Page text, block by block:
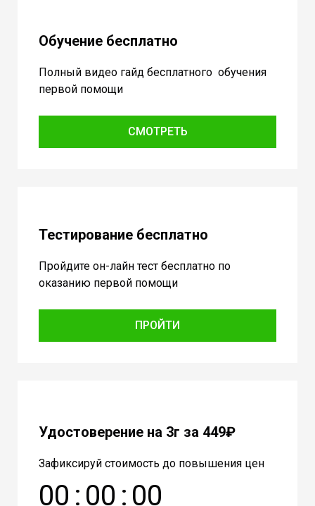
Обучение бесплатно
Полный видео гайд бесплатного обучения
первой помощи
СМОТРЕТЬ
Тестирование бесплатно
Пройдите он-лайн тест бесплатно по
оказанию первой помощи
ПРОЙТИ
Удостоверение на 3г за 449₽
Зафиксируй стоимость до повышения цен
00 : 00 : 00